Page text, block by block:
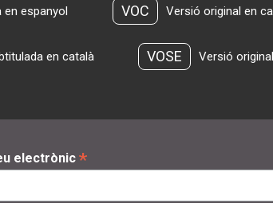
en espanyol VOC Versió original en
en català VOSE Versió
electrònic *